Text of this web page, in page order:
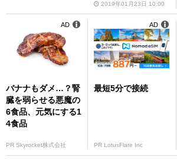
2019年01月23日 10:00
バナナもダメ…？腎
臓を弱らせる悪魔の
6食品、元気にする1
4食品
PR Skyrocket株式会社
AD
最短5分で接続
PR LotusFlare Inc
AD